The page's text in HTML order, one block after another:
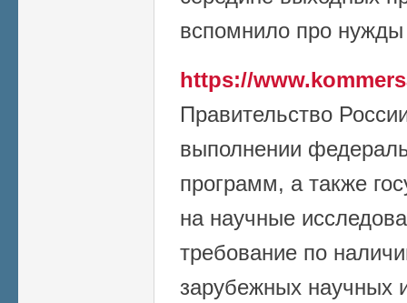
вспомнило про нужды
https://
Правительство
выполнении
программ, а также
на научные
требование по
зарубежных научных